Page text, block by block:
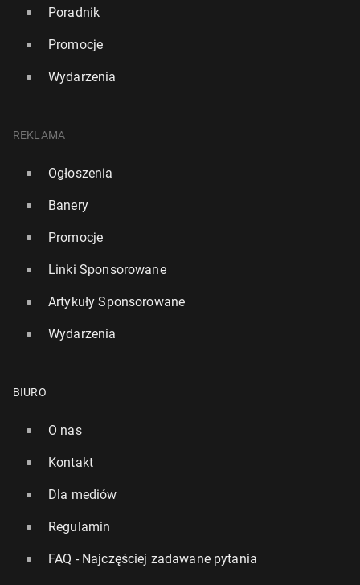
Poradnik
Promocje
Wydarzenia
REKLAMA
Ogłoszenia
Banery
Promocje
Linki Sponsorowane
Artykuły Sponsorowane
Wydarzenia
BIURO
O nas
Kontakt
Dla mediów
Regulamin
FAQ - Najczęściej zadawane pytania